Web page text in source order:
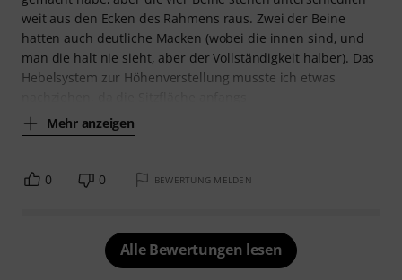
weit aus den Ecken des Rahmens raus. Zwei der Beine
hatten auch deutliche Macken (wobei die innen sind, und
man die halt nie sieht, aber der Vollständigkeit halber). Das
Hebelsystem zur Höhenverstellung musste ich etwas
Mehr anzeigen
0 0 BEWERTUNG MELDEN
Alle Bewertungen lesen